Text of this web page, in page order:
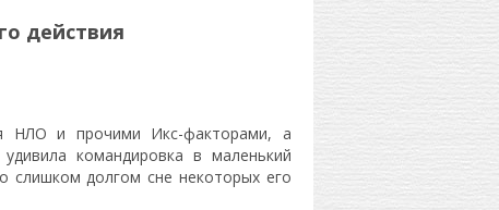
действия
НЛО и прочими Икс-факторами, а
командировка в маленький
слишком долгом сне некоторых его